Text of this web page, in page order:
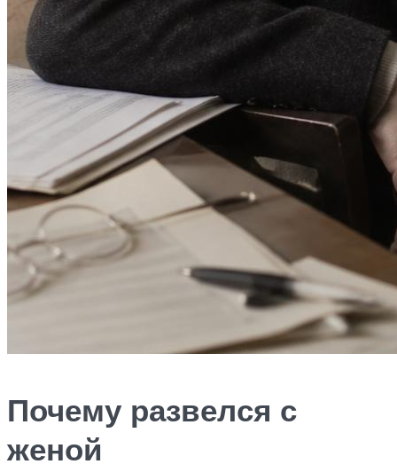
Почему развелся с
женой